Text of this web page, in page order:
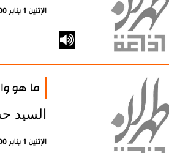
الإثنين 1 يناير 1900 - 00:00 بتوقيت طهران
ما هو
السيد
الإثنين 1 يناير 1900 - 00:00 بتوقيت طهران